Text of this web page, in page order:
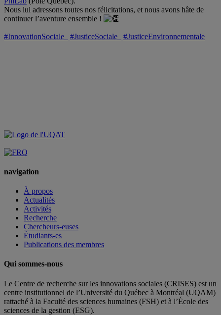
Nous lui adressons toutes nos félicitations, et nous avons hâte de
continuer l’aventure ensemble !
#InnovationSociale
#JusticeSociale #JusticeEnvironnementale
navigation
À propos
Actualités
Activités
Recherche
Chercheurs-euses
Étudiants-es
Publications des membres
Qui sommes-nous
Le Centre de recherche sur les innovations sociales (CRISES) est un
centre institutionnel de l’Université du Québec à Montréal (UQAM)
rattaché à la Faculté des sciences humaines (FSH) et à l’École des
sciences de la gestion (ESG).